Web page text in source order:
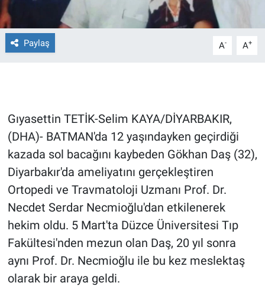
Paylaş A- A+
Gıyasettin TETİK-Selim KAYA/DİYARBAKIR,
(DHA)- BATMAN'da 12 yaşındayken geçirdiği
kazada sol bacağını kaybeden Gökhan Daş (32),
Diyarbakır'da ameliyatını gerçekleştiren
Ortopedi ve Travmatoloji Uzmanı Prof. Dr.
Necdet Serdar Necmioğlu'dan etkilenerek
hekim oldu. 5 Mart'ta Düzce Üniversitesi Tıp
Fakültesi'nden mezun olan Daş, 20 yıl sonra
aynı Prof. Dr. Necmioğlu ile bu kez meslektaş
olarak bir araya geldi.
Forum
Gerçeğin İzinde
Gün Bitiyor
Gün Ortası
Gündem Özel
Günün görüntüsü
Haber
İlan